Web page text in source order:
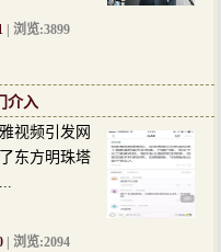
| 浏览:3899
介入
视频引发网
东方明珠塔
| 浏览:2094